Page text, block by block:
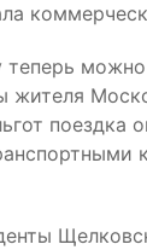
теперь
жителя
поездка